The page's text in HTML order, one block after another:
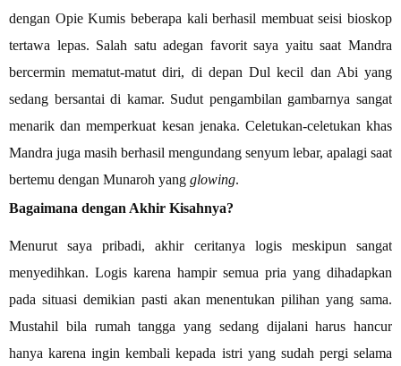
dengan Opie Kumis beberapa kali berhasil membuat seisi bioskop
tertawa lepas. Salah satu adegan favorit saya yaitu saat Mandra
bercermin mematut-matut diri, di depan Dul kecil dan Abi yang
sedang bersantai di kamar. Sudut pengambilan gambarnya sangat
menarik dan memperkuat kesan jenaka. Celetukan-celetukan khas
Mandra juga masih berhasil mengundang senyum lebar, apalagi saat
bertemu dengan Munaroh yang glowing.
Bagaimana dengan Akhir Kisahnya?
Menurut saya pribadi, akhir ceritanya logis meskipun sangat
menyedihkan. Logis karena hampir semua pria yang dihadapkan
pada situasi demikian pasti akan menentukan pilihan yang sama.
Mustahil bila rumah tangga yang sedang dijalani harus hancur
hanya karena ingin kembali kepada istri yang sudah pergi selama